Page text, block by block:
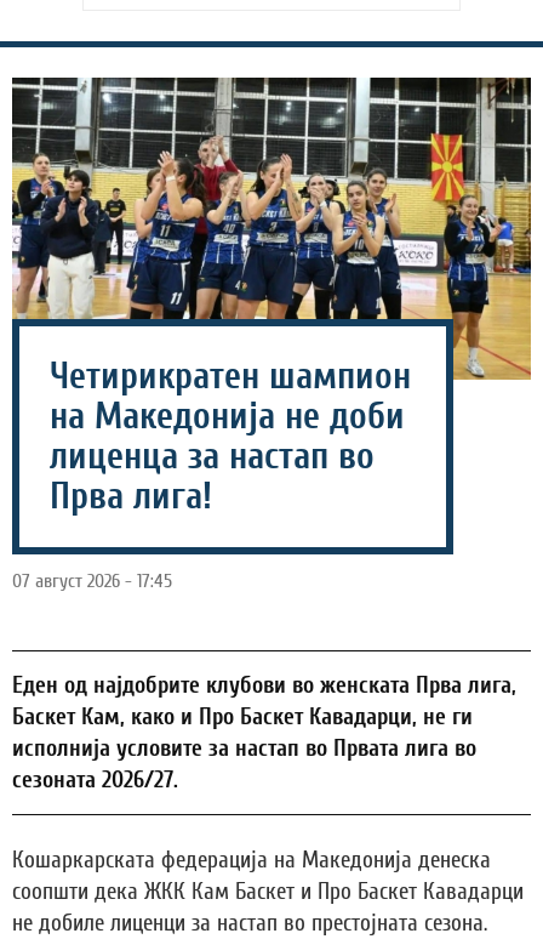
Четирикратен шампион
на Македонија не доби
лиценца за настап во
Прва лига!
07 август 2026 - 17:45
Еден од најдобрите клубови во женската Прва лига,
Баскет Кам, како и Про Баскет Кавадарци, не ги
исполнија условите за настап во Првата лига во
сезоната 2026/27.
Кошаркарската федерација на Македонија денеска
соопшти дека ЖКК Кам Баскет и Про Баскет Кавадарци
не добиле лиценци за настап во престојната сезона.